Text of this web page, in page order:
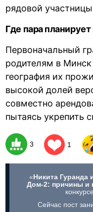
рядовой
Где пара
Первоначальный
родителям в
география их
высокой долей
совместно
пытаясь укрепить
3 1
«Никита Гуранда
Дом-2: причины и
Сейчас пост